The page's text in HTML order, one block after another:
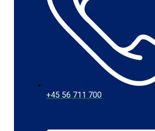
+45 56 711 700